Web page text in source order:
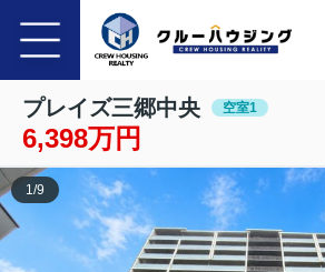
プレイズ三郷中央 空室1
6,398万円
1 /9